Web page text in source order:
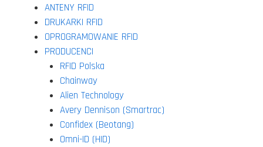
ANTENY RFID
DRUKARKI RFID
OPROGRAMOWANIE RFID
PRODUCENCI
RFID Polska
Chainway
Alien Technology
Avery Dennison (Smartrac)
Confidex (Beotang)
Omni-ID (HID)